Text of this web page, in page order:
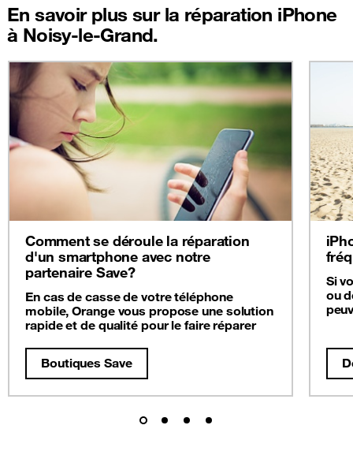
En savoir plus sur la réparation iPhone
à Noisy-le-Grand.
Comment se déroule la réparation
d'un smartphone avec notre
partenaire Save?
En cas de casse de votre téléphone
mobile, Orange vous propose une solution
rapide et de qualité pour le faire réparer
Boutiques Save
Si
ou